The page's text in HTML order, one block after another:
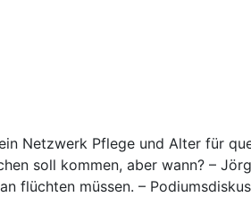
Netzwerk Pflege und Alter für
soll kommen, aber wann? –
flüchten müssen. –